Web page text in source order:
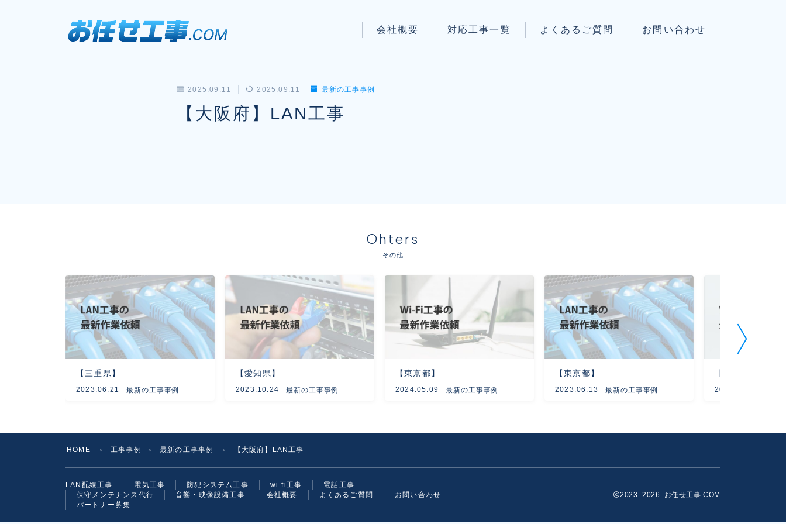
会社概要 対応工事一覧 よくあるご質問 お問い合わせ
2025.09.11 2025.09.11 最新の工事事例
【大阪府】LAN工事
Ohters
その他
【三重県】
2023.06.21 最新の工事事例
【愛知県】
2023.10.24 最新の工事事例
【東京都】
2024.05.09 最新の工事事例
【東京都】
2023.06.13 最新の工事事例 2023.08.29
HOME ＞ 工事事例 ＞ 最新の工事事例 ＞ 【大阪府】LAN工事
LAN配線工事 電気工事 防犯システム工事 wi-fi工事
電話工事
保守メンテナンス代行
音響・映像設備工事 会社概要 よくあるご質問
お問い合わせ
パートナー募集
2023–2026 お任せ工事.COM